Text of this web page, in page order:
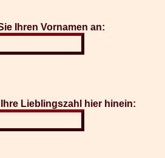
Ihren Vornamen an:
Lieblingszahl hier hinein: